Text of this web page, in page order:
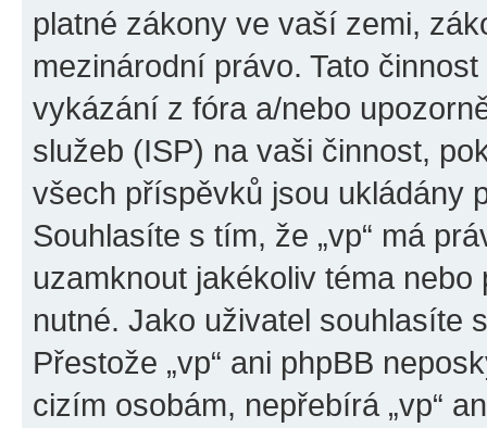
platné zákony ve vaší zemi,
mezinárodní právo. Tato
vykázání z fóra a/nebo
služeb (ISP) na vaši činnost,
všech příspěvků jsou ukládány
Souhlasíte s tím, že „vp“ má
uzamknout jakékoliv téma
nutné. Jako uživatel souhlasíte
Přestože „vp“ ani phpBB
cizím osobám, nepřebírá „vp“